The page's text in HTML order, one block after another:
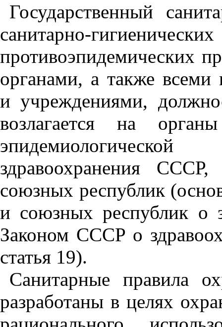
Государственный
санитарно-
противоэпидемических
органами, а также всеми
и учреждениями,
возлагается на
здравоохранения СССР,
союзных республик
и союзных республик о
Законом СССР о
статья 19).
Санитарные правила
разработаны в целях